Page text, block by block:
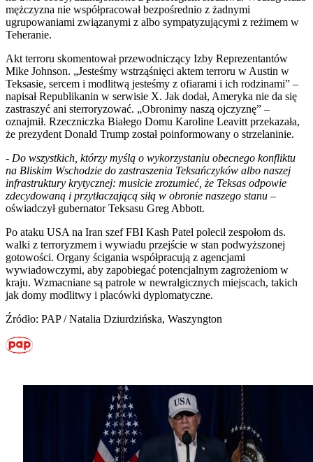
mężczyzna nie współpracował bezpośrednio z żadnymi
ugrupowaniami związanymi z albo sympatyzującymi z reżimem w
Teheranie.
Akt terroru skomentował przewodniczący Izby Reprezentantów
Mike Johnson. „Jesteśmy wstrząśnięci aktem terroru w Austin w
Teksasie, sercem i modlitwą jesteśmy z ofiarami i ich rodzinami” –
napisał Republikanin w serwisie X. Jak dodał, Ameryka nie da się
zastraszyć ani sterroryzować. „Obronimy naszą ojczyznę” –
oznajmił. Rzeczniczka Białego Domu Karoline Leavitt przekazała,
że prezydent Donald Trump został poinformowany o strzelaninie.
- Do wszystkich, którzy myślą o wykorzystaniu obecnego konfliktu
na Bliskim Wschodzie do zastraszenia Teksańczyków albo naszej
infrastruktury krytycznej: musicie zrozumieć, że Teksas odpowie
zdecydowaną i przytłaczającą siłą w obronie naszego stanu –
oświadczył gubernator Teksasu Greg Abbott.
Po ataku USA na Iran szef FBI Kash Patel polecił zespołom ds.
walki z terroryzmem i wywiadu przejście w stan podwyższonej
gotowości. Organy ścigania współpracują z agencjami
wywiadowczymi, aby zapobiegać potencjalnym zagrożeniom w
kraju. Wzmacniane są patrole w newralgicznych miejscach, takich
jak domy modlitwy i placówki dyplomatyczne.
Źródło: PAP / Natalia Dziurdzińska, Waszyngton